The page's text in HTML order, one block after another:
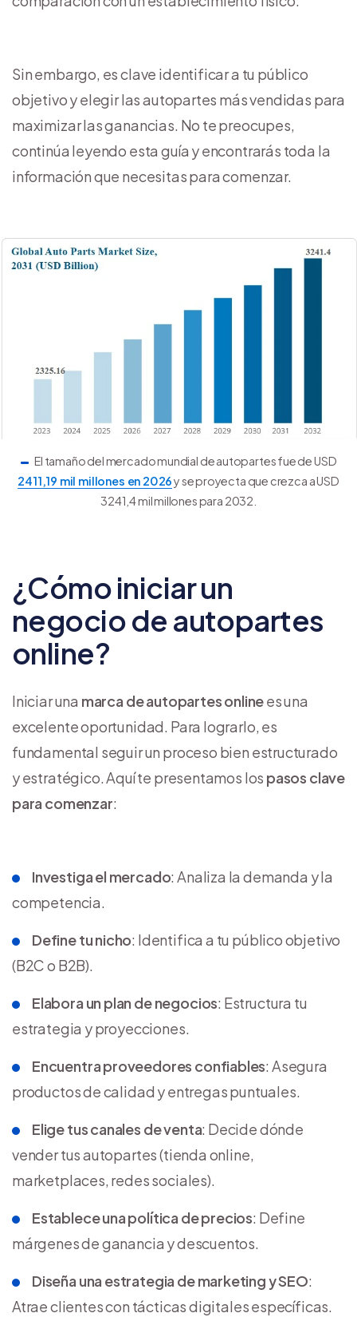
Sin embargo, es clave identificar a tu público
objetivo y elegir las autopartes más vendidas para
maximizar las ganancias. No te preocupes,
continúa leyendo esta guía y encontrarás toda la
información que necesitas para comenzar.
El tamaño del mercado mundial de autopartes fue de USD
2411,19 mil millones en 2026y se proyecta que crezca a USD
3241,4 mil millones para 2032.
¿Cómo iniciar un
negocio de autopartes
online?
Iniciar una marca de autopartes onlinees una
excelente oportunidad. Para lograrlo, es
fundamental seguir un proceso bien estructurado
y estratégico. Aquí te presentamos los pasos clave
para comenzar:
Investiga el mercado: Analiza la demanda y la
competencia.
Define tu nicho: Identifica a tu público objetivo
(B2C o B2B).
Elabora un plan de negocios: Estructura tu
estrategia y proyecciones.
Encuentra proveedores confiables: Asegura
productos de calidad y entregas puntuales.
Elige tus canales de venta: Decide dónde
vender tus autopartes (tienda online,
marketplaces, redes sociales).
Establece una política de precios: Define
márgenes de ganancia y descuentos.
Diseña una estrategia de marketing y SEO:
Atrae clientes con tácticas digitales específicas.